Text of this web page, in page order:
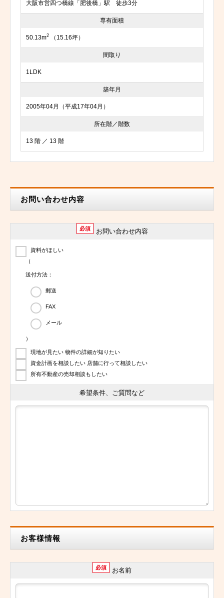
大阪市営四つ橋線「肥後橋」駅 徒歩3分
専有面積
50.13m2 （15.16坪）
間取り
1LDK
築年月
2005年04月（平成17年04月）
所在階／階数
13 階 ／ 13 階
お問い合わせ内容
必須 お問い合わせ内容
資料がほしい
（
送付方法：
郵送
FAX
メール
）
現地が見たい 物件の詳細が知りたい
資金計画を相談したい 店舗に行って相談したい
所有不動産の売却相談もしたい
希望条件、ご質問など
お客様情報
必須 お名前